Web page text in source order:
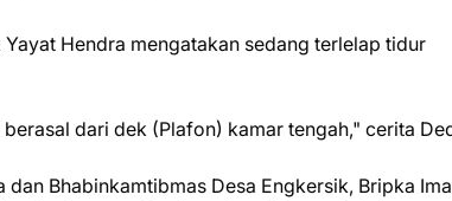
Hendra mengatakan sedang terlelap tidur
dari dek (Plafon) kamar tengah," cerita
Bhabinkamtibmas Desa Engkersik, Bripka